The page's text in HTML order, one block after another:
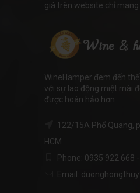
giá trên website chỉ
WineHamper đem đến
với sự lao động miệt mài
được hoàn hảo hơn
122/15A Phổ Quang,
HCM
Phone: 0935 922 668
Email: